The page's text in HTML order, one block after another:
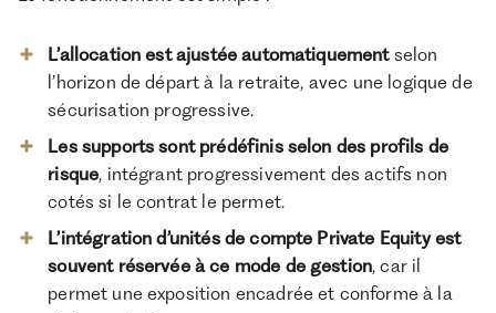
L’allocation est ajustée automatiquementselon
l’horizon de départ à la retraite, avec une logique de
sécurisation progressive.
Les supports sont prédéfinis selon des profils de
risque, intégrant progressivement des actifs non
cotés si le contrat le permet.
L’intégration d’unités de compte Private Equity est
souvent réservée à ce mode de gestion, car il
permet une exposition encadrée et conforme à la